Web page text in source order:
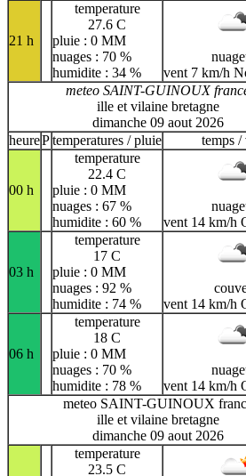
21 h
temperature
27.6 C
pluie : 0 MM
nuages : 70 %
humidite : 34 %
vent 7 km/h
meteo SAINT-GUINOUX
ille et vilaine bretagne
dimanche 09 aout 2026
heurePtemperatures / pluie temps /
00 h
temperature
22.4 C
pluie : 0 MM
nuages : 67 %
humidite : 60 %
vent 14 km/h
03 h
temperature
17 C
pluie : 0 MM
nuages : 92 %
humidite : 74 %
vent 14 km/h
06 h
temperature
18 C
pluie : 0 MM
nuages : 70 %
humidite : 78 %
vent 14 km/h
meteo SAINT-GUINOUX
ille et vilaine bretagne
dimanche 09 aout 2026
temperature
23.5 C